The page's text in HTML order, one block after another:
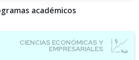
académicos